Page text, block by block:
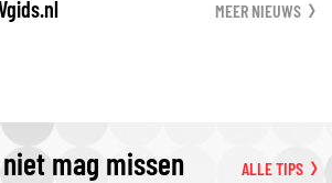
MEER NIEUWS
mag missen ALLE TIPS